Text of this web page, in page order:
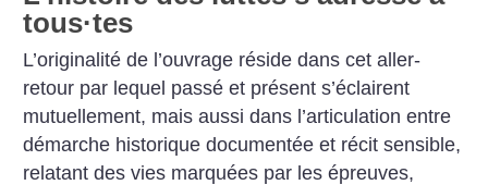
tous·tes
L’originalité de l’ouvrage réside dans cet aller-
retour par lequel passé et présent s’éclairent
mutuellement, mais aussi dans l’articulation entre
démarche historique documentée et récit sensible,
relatant des vies marquées par les épreuves,